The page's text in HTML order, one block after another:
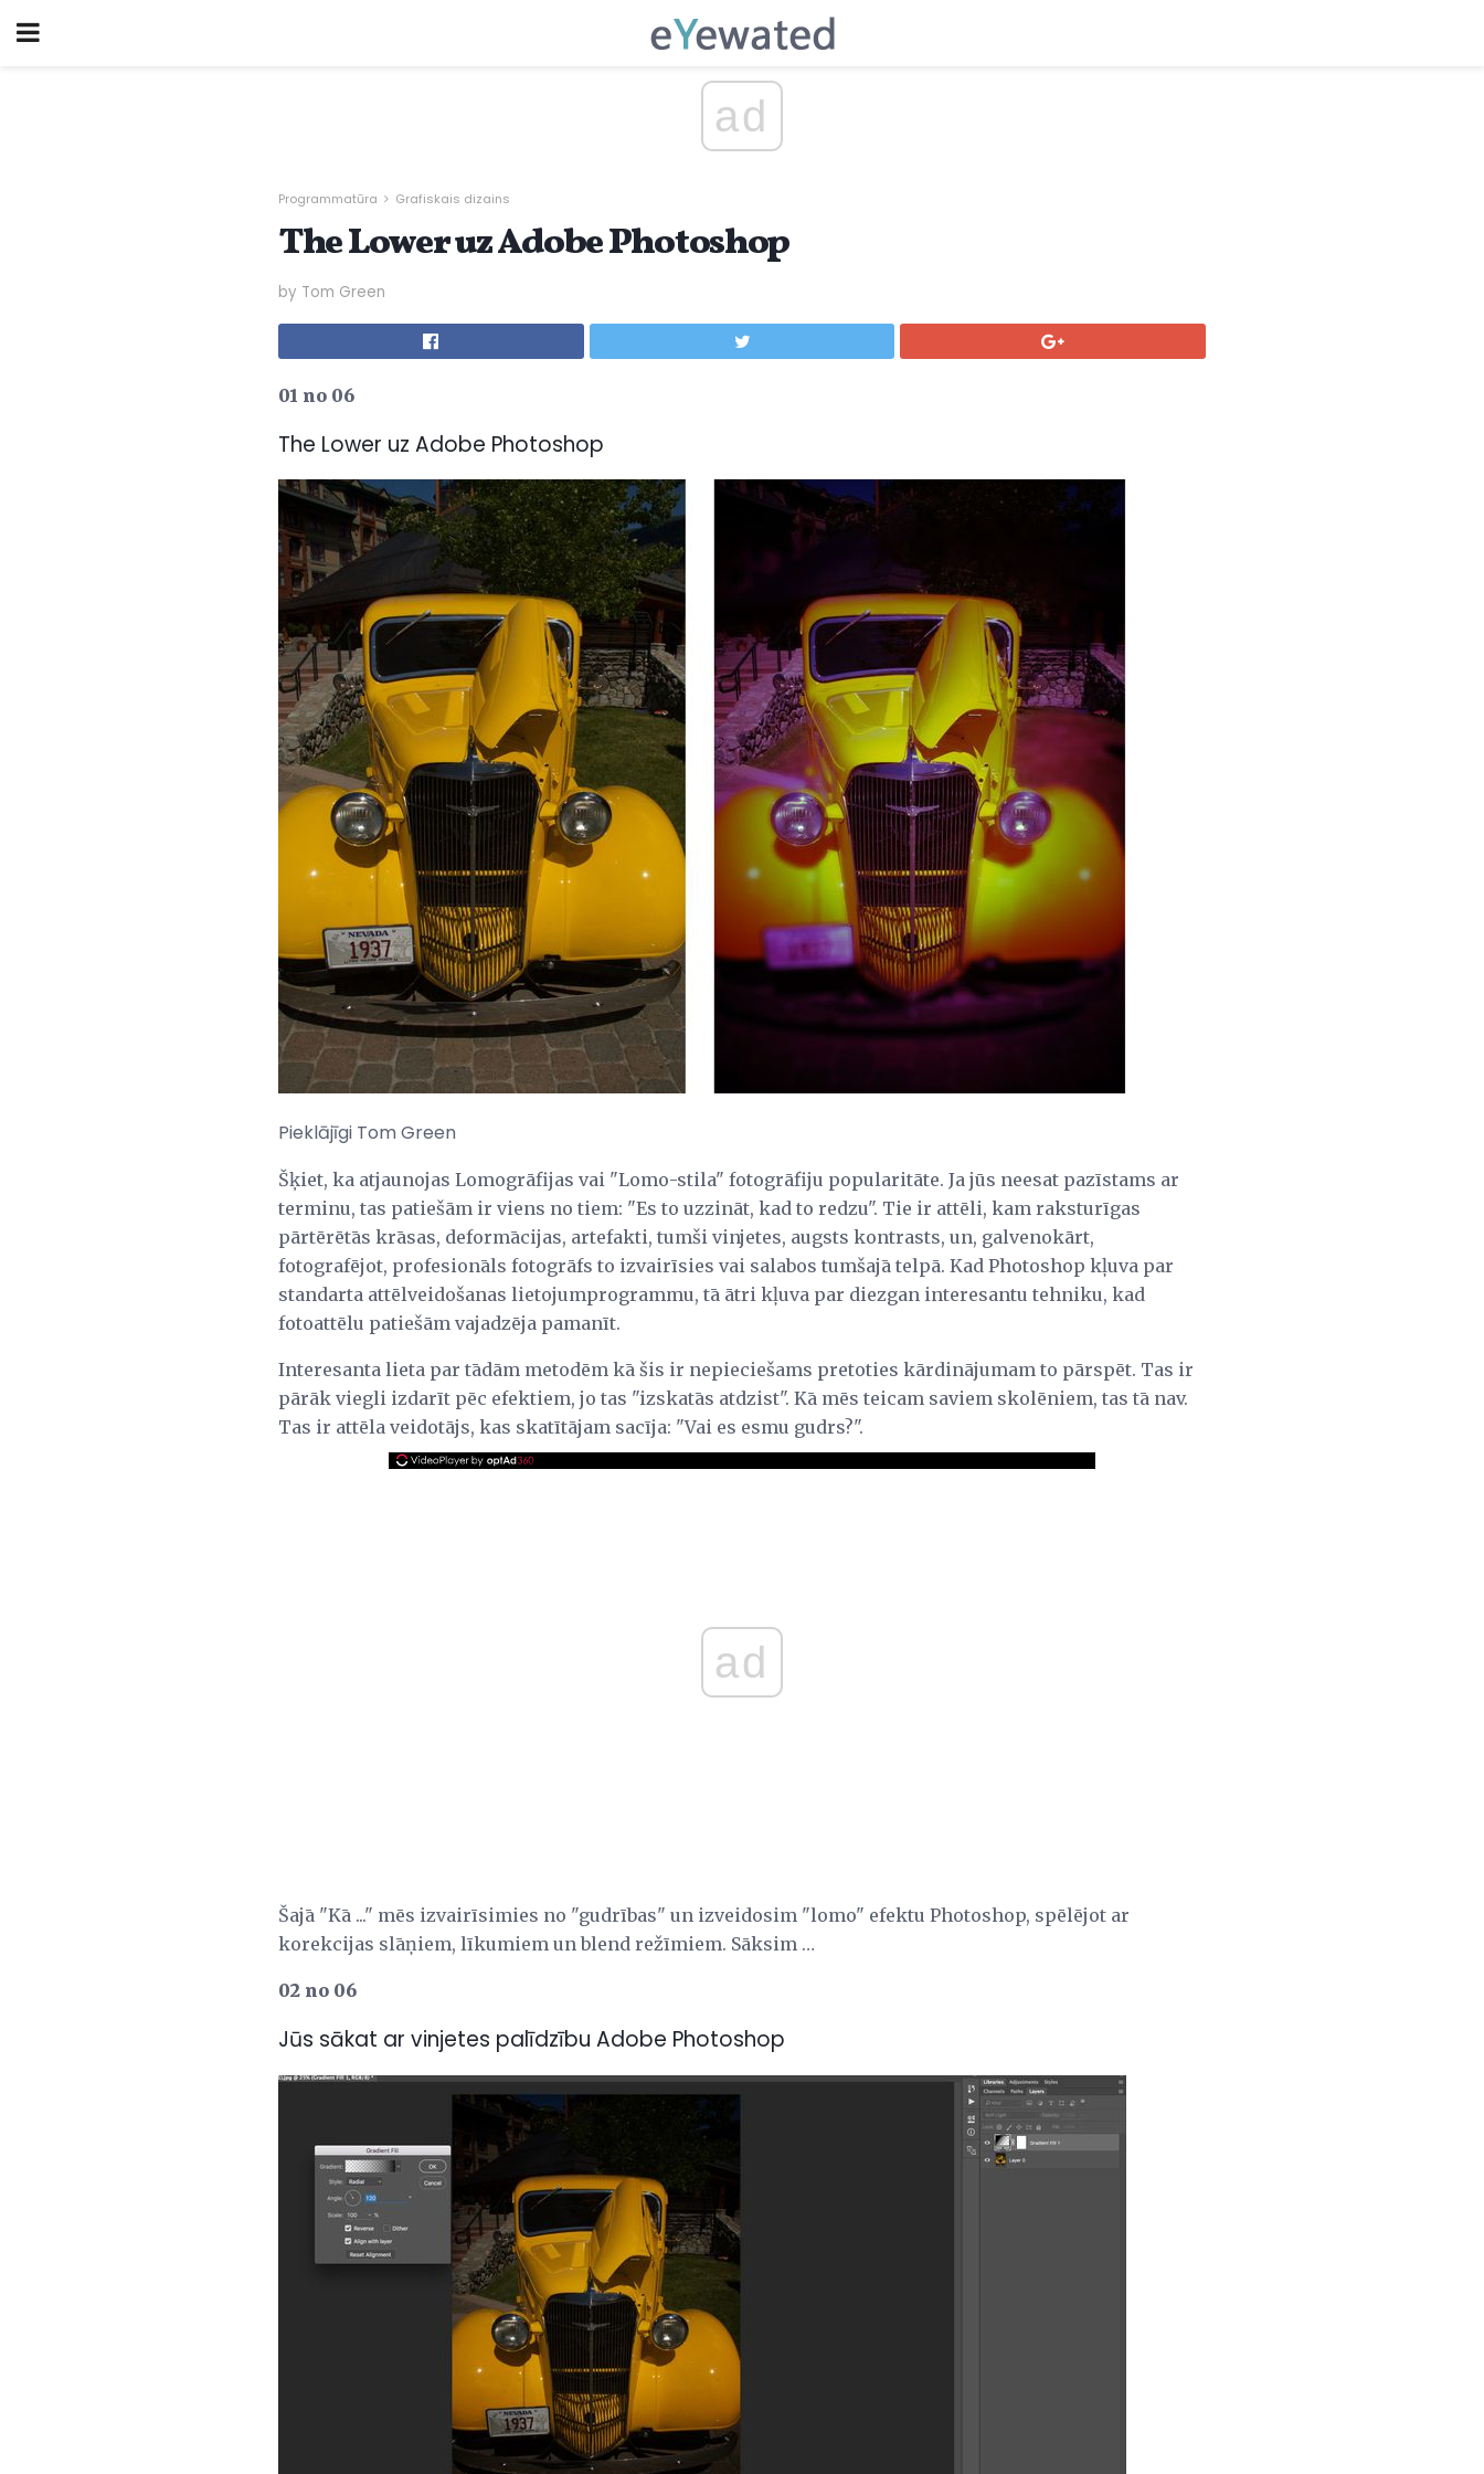
ad
Programmatūra Grafiskais dizains
The Lower uz Adobe Photoshop
by Tom Green
01 no 06
The Lower uz Adobe Photoshop
Pieklājīgi Tom Green
Šķiet, ka atjaunojas Lomogrāfijas vai "Lomo-stila" fotogrāfiju popularitāte. Ja jūs neesat pazīstams ar
terminu, tas patiešām ir viens no tiem: "Es to uzzināt, kad to redzu". Tie ir attēli, kam raksturīgas
pārtērētās krāsas, deformācijas, artefakti, tumši vinjetes, augsts kontrasts, un, galvenokārt,
fotografējot, profesionāls fotogrāfs to izvairīsies vai salabos tumšajā telpā. Kad Photoshop kļuva par
standarta attēlveidošanas lietojumprogrammu, tā ātri kļuva par diezgan interesantu tehniku, kad
fotoattēlu patiešām vajadzēja pamanīt.
Interesanta lieta par tādām metodēm kā šis ir nepieciešams pretoties kārdinājumam to pārspēt. Tas ir
pārāk viegli izdarīt pēc efektiem, jo ​​tas "izskatās atdzist". Kā mēs teicam saviem skolēniem, tas tā nav.
Tas ir attēla veidotājs, kas skatītājam sacīja: "Vai es esmu gudrs?".
ad
Šajā "Kā ..." mēs izvairīsimies no "gudrības" un izveidosim "lomo" efektu Photoshop, spēlējot ar
korekcijas slāņiem, līkumiem un blend režīmiem. Sāksim …
02 no 06
Jūs sākat ar vinjetes palīdzību Adobe Photoshop